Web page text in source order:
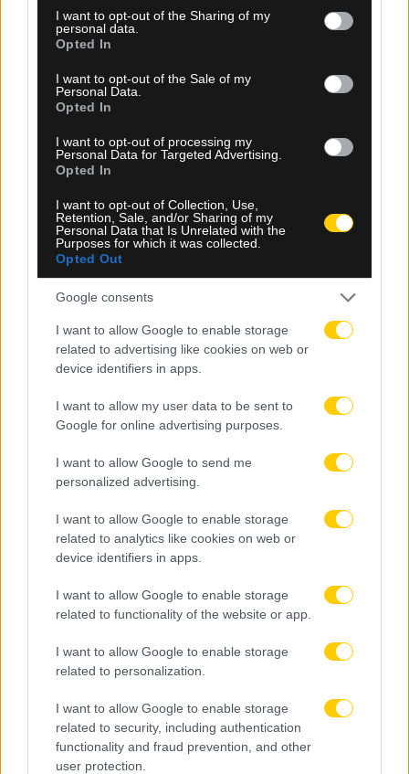
not limited to your visit or usage behaviour. You may click to
grant or deny consent to Google and its third-party tags to
use your data for below specified purposes in below Google
consent section.
I want to opt-out of the Sharing of my
personal data.
Opted In
I want to opt-out of the Sale of my
Personal Data.
Opted In
I want to opt-out of processing my
Personal Data for Targeted Advertising.
Opted In
I want to opt-out of Collection, Use,
Retention, Sale, and/or Sharing of my
Personal Data that Is Unrelated with the
Purposes for which it was collected.
Opted Out
Google consents
I want to allow Google to enable storage
related to advertising like cookies on web or
device identifiers in apps.
I want to allow my user data to be sent to
Google for online advertising purposes.
I want to allow Google to send me
personalized advertising.
I want to allow Google to enable storage
related to analytics like cookies on web or
device identifiers in apps.
I want to allow Google to enable storage
related to functionality of the website or app.
I want to allow Google to enable storage
related to personalization.
I want to allow Google to enable storage
related to security, including authentication
functionality and fraud prevention, and other
user protection.
06.08.2026, 23:40
Δίχως νίκη οι ελληνικές ομάδες στην Ευρώπη